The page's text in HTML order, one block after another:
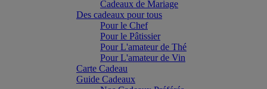
Cadeaux de Mariage
Des cadeaux pour tous
Pour le Chef
Pour le Pâtissier
Pour L'amateur de Thé
Pour L'amateur de Vin
Carte Cadeau
Guide Cadeaux